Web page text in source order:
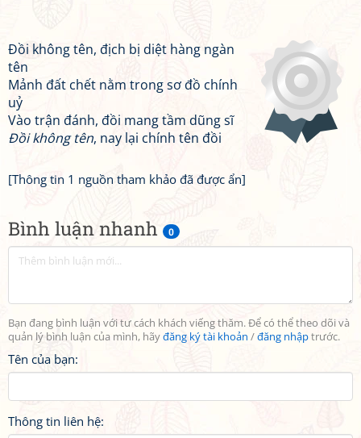
Bình luận nhanh 0
Bạn đang bình luận với tư cách khách viếng thăm. Để có thể theo dõi và
quản lý bình luận của mình, hãyđăng ký tài khoản /đăng nhậptrước.
Tên của bạn:
Thông tin liên hệ:
Đồi không tên, địch bị diệt hàng ngàn
tên
Mảnh đất chết nằm trong sơ đồ chính
uỷ
Vào trận đánh, đồi mang tầm dũng sĩ
Đồi không tên, nay lại chính tên đồi
[Thông tin 1 nguồn tham khảo đã được ẩn]